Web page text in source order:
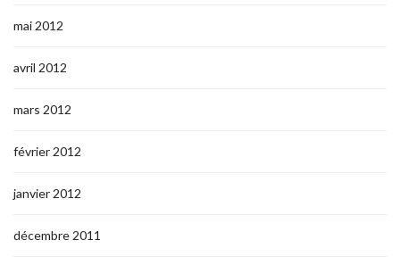
mai 2012
avril 2012
mars 2012
février 2012
janvier 2012
décembre 2011